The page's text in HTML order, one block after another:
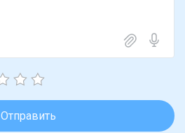
Отправить